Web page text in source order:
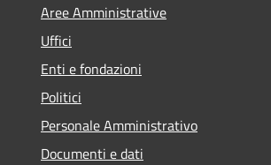
Aree Amministrative
Uffici
Enti e fondazioni
Politici
Personale Amministrativo
Documenti e dati